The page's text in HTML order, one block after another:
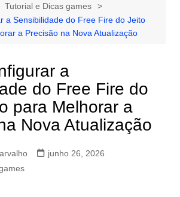
Tutorial e Dicas games
a Sensibilidade do Free Fire do Jeito
a Precisão na Nova Atualização
a
do Free Fire do
para Melhorar a
Nova Atualização
junho 26, 2026